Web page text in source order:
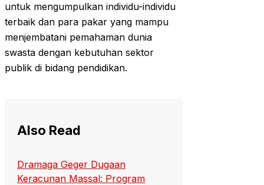
untuk mengumpulkan individu-individu
terbaik dan para pakar yang mampu
menjembatani pemahaman dunia
swasta dengan kebutuhan sektor
publik di bidang pendidikan.
Also Read
Dramaga Geger Dugaan
Keracunan Massal: Program